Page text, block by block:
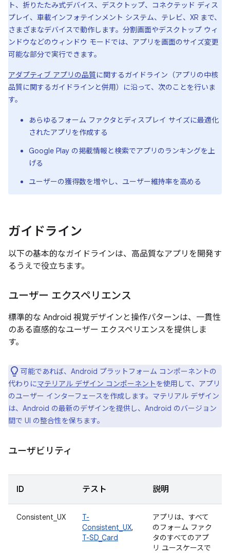
ト、折りたたみ式デバイス、デスクトップ、コネクテッド ディス
プレイ、車載インフォテインメント システム、テレビ、XR まで、
さまざまなデバイスで動作します。分割画面やデスクトップ ウィ
ンドウなどのウィンドウ モードでは、アプリを画面のサイズ変更
可能な部分で実行できます。
アダプティブ アプリの品質に関するガイドライン（アプリの中核
品質に関するガイドラインと併用）に沿って、次のことを行いま
す。
あらゆるフォーム ファクタとディスプレイ サイズに最適化
されたアプリを作成する
Google Play の掲載情報と検索でアプリのランキングを上
げる
ユーザーの獲得数を増やし、ユーザー維持率を高める
ガイドライン
以下の基本的なガイドラインは、高品質なアプリを開発す
るうえで役立ちます。
ユーザー エクスペリエンス
標準的な Android 視覚デザインと操作パターンは、一貫性
のある直感的なユーザー エクスペリエンスを提供しま
す。
可能であれば、Android プラットフォーム コンポーネントの
代わりにマテリアル デザイン コンポーネントを使用して、アプリ
のユーザー インターフェースを作成します。マテリアル デザイン
は、Android の最新のデザインを提供し、Android のバージョン
間で UI の整合性を保ちます。
ユーザビリティ
ID テスト 説明
Consistent_UX
T-
Consistent_UX,
T-SD_Card
アプリは、すべて
のフォーム ファク
タのすべてのアプ
リ ユースケースで